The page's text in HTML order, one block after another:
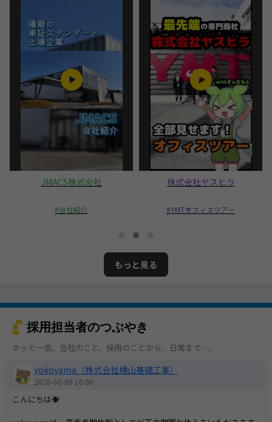
JMACS株式会社
会社紹介
株式会社ヤスヒラ
YMTオフィスツアー
もっと見る
採用担当者のつぶやき
ホッと一息。会社のこと、採用のことから、日常まで…。
yokoyama（株式会社横山基礎工事）
2026-08-08 10:00
こんにちは☀